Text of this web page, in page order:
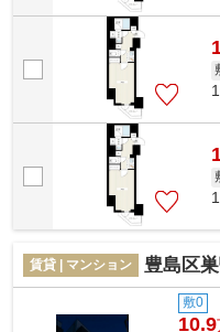
賃貸 | マンション 豊島区
敷0
10.9